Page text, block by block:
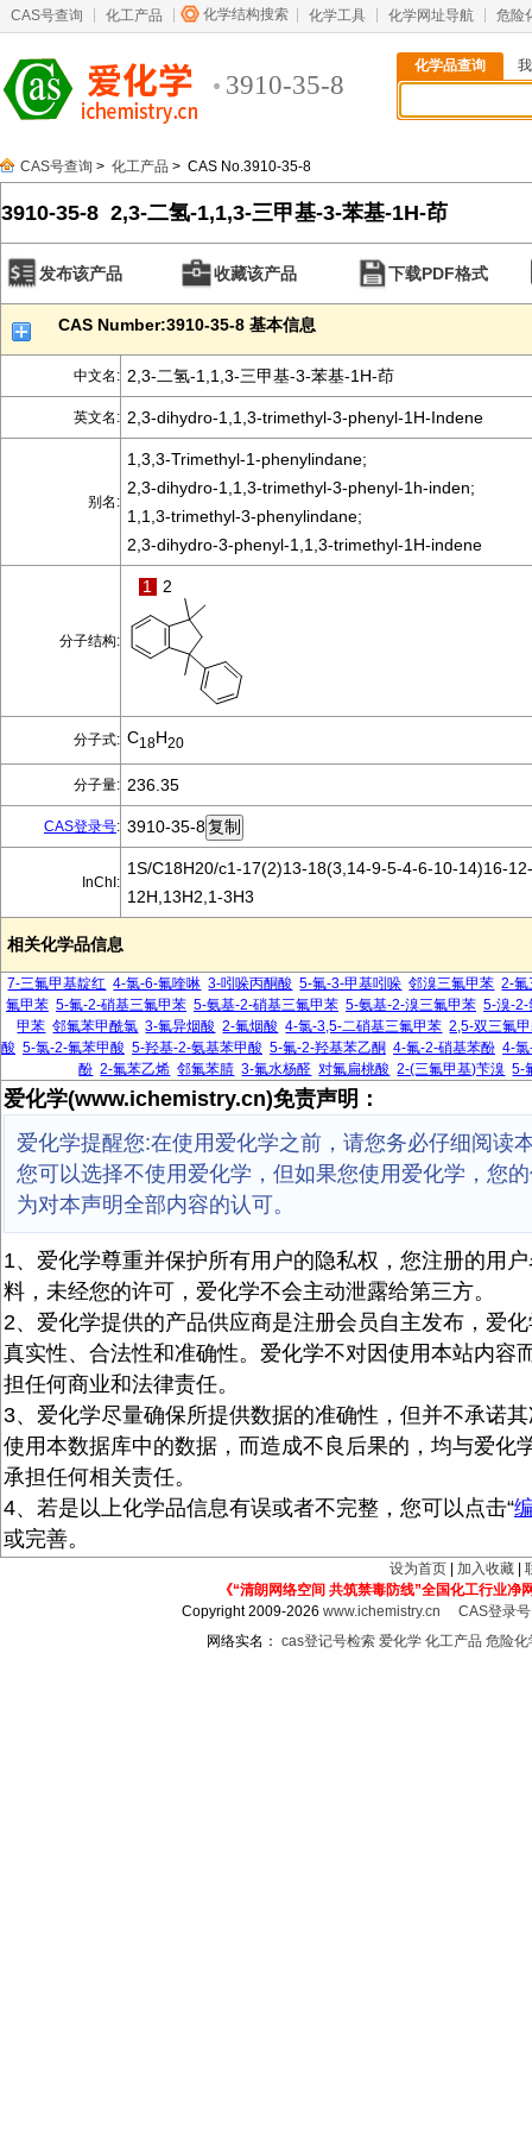
CAS号查询 化工产品 化学结构搜索 化学工具 化学网址导航 危险
3910-35-8
化学品查询
CAS号查询 > 化工产品 > CAS No.3910-35-8
3910-35-8 2,3-二氢-1,1,3-三甲基-3-苯基-1H-茚
发布该产品 收藏该产品 下载PDF格式
CAS Number:3910-35-8 基本信息
中文名: 2,3-二氢-1,1,3-三甲基-3-苯基-1H-茚
英文名: 2,3-dihydro-1,1,3-trimethyl-3-phenyl-1H-Indene
别名:
1,3,3-Trimethyl-1-phenylindane;
2,3-dihydro-1,1,3-trimethyl-3-phenyl-1h-inden;
1,1,3-trimethyl-3-phenylindane;
2,3-dihydro-3-phenyl-1,1,3-trimethyl-1H-indene
分子结构:
1 2
分子式: C18H20
分子量: 236.35
CAS登录号: 3910-35-8
InChI:
1S/C18H20/c1-17(2)13-18(3,14-9-5-4-6-10-14)16-
12H,13H2,1-3H3
相关化学品信息
7-三氟甲基靛红 4-氯-6-氟喹啉 3-吲哚丙酮酸 5-氟-3-甲基吲哚 邻溴三氟甲苯 2-氟
氟甲苯 5-氟-2-硝基三氟甲苯 5-氨基-2-硝基三氟甲苯 5-氨基-2-溴三氟甲苯 5-溴-2-
甲苯 邻氟苯甲酰氯 3-氟异烟酸 2-氟烟酸 4-氯-3,5-二硝基三氟甲苯 2,5-双三氟
酸 5-氯-2-氟苯甲酸 5-羟基-2-氨基苯甲酸 5-氟-2-羟基苯乙酮 4-氟-2-硝基苯酚 4-
酚 2-氟苯乙烯 邻氟苯腈 3-氟水杨醛 对氟扁桃酸 2-(三氟甲基)苄溴 5-
爱化学(www.ichemistry.cn)免责声明：
爱化学提醒您:在使用爱化学之前，请您务必仔细阅读
您可以选择不使用爱化学，但如果您使用爱化学，您
为对本声明全部内容的认可。
1、爱化学尊重并保护所有用户的隐私权，您注册的用
料，未经您的许可，爱化学不会主动泄露给第三方。
2、爱化学提供的产品供应商是注册会员自主发布，爱
真实性、合法性和准确性。爱化学不对因使用本站内容
担任何商业和法律责任。
3、爱化学尽量确保所提供数据的准确性，但并不承诺
使用本数据库中的数据，而造成不良后果的，均与爱化
承担任何相关责任。
4、若是以上化学品信息有误或者不完整，您可以点击“
或完善。
设为首页 加入收藏
《“清朗网络空间 共筑禁毒防线”全国化工行业净
Copyright 2009-2026www.ichemistry.cn
CAS登录
网络实名： cas登记号检索 爱化学 化工产品 危险化